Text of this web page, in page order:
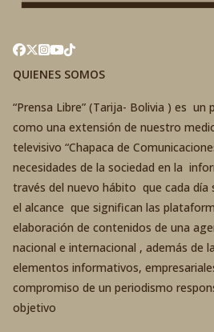
QUIENES SOMOS
“Prensa Libre” (Tarija- Bolivia ) es
como una extensión de nuestro
televisivo “Chapaca de
necesidades de la sociedad en la
través del nuevo hábito que cada día
el alcance que significan las
elaboración de contenidos de una
nacional e internacional , además de
elementos informativos,
compromiso de un periodismo
objetivo